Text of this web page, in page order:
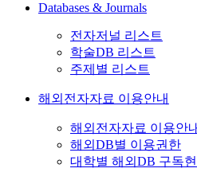
Databases & Journals
전자저널 리스트
학술DB 리스트
주제별 리스트
해외전자자료 이용안내
해외전자자료 이용안
해외DB별 이용권한
대학별 해외DB 구독